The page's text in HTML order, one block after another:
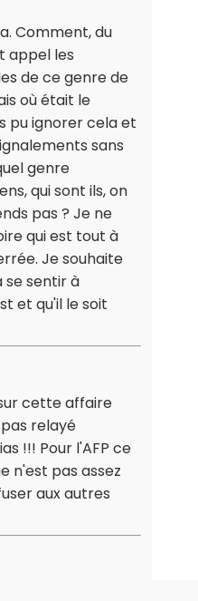
Comment, du
appel les
de ce genre de
où était le
pu ignorer cela et
sans
genre
qui sont ils, on
pas ? Je ne
qui est tout à
Je souhaite
se sentir à
et qu'il le soit
cette affaire
relayé
!!! Pour l'AFP ce
n'est pas assez
aux autres